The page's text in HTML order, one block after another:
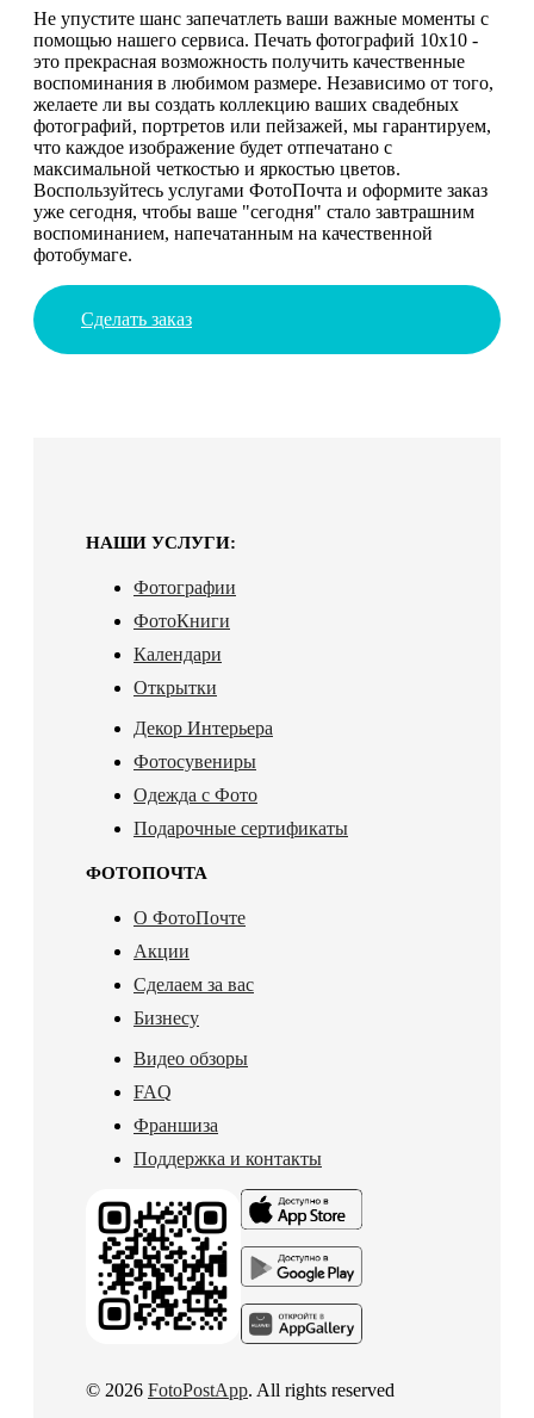
Не упустите шанс запечатлеть ваши важные моменты с
помощью нашего сервиса. Печать фотографий 10х10 -
это прекрасная возможность получить качественные
воспоминания в любимом размере. Независимо от того,
желаете ли вы создать коллекцию ваших свадебных
фотографий, портретов или пейзажей, мы гарантируем,
что каждое изображение будет отпечатано с
максимальной четкостью и яркостью цветов.
Воспользуйтесь услугами ФотоПочта и оформите заказ
уже сегодня, чтобы ваше "сегодня" стало завтрашним
воспоминанием, напечатанным на качественной
фотобумаге.
Сделать заказ
НАШИ УСЛУГИ:
Фотографии
ФотоКниги
Календари
Открытки
Декор Интерьера
Фотосувениры
Одежда с Фото
Подарочные сертификаты
ФОТОПОЧТА
О ФотоПочте
Акции
Сделаем за вас
Бизнесу
Видео обзоры
FAQ
Франшиза
Поддержка и контакты
© 2026 FotoPostApp. All rights reserved